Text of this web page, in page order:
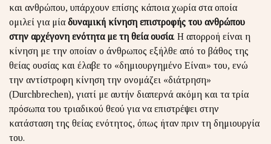
και ανθρώπου, υπάρχουν επίσης κάποια χωρία στα οποία
ομιλεί για μία δυναμική κίνηση επιστροφής του ανθρώπου
στην αρχέγονη ενότητα με τη θεία ουσία. Η απορροή είναι η
κίνηση με την οποίαν ο άνθρωπος εξήλθε από το βάθος της
θείας ουσίας και έλαβε το «δημιουργημένο Είναι» του, ενώ
την αντίστροφη κίνηση την ονομάζει «διάτρηση»
(Durchbrechen), γιατί με αυτήν διαπερνά ακόμη και τα τρία
πρόσωπα του τριαδικού θεού για να επιστρέψει στην
κατάσταση της θείας ενότητος, όπως ήταν πριν τη δημιουργία
του.